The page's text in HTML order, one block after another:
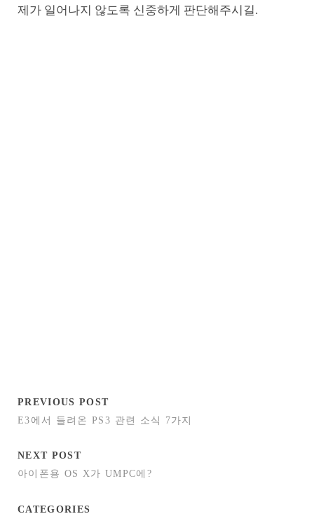
제가 일어나지 않도록 신중하게 판단해주시길.
PREVIOUS POST
E3에서 들려온 PS3 관련 소식 7가지
NEXT POST
아이폰용 OS X가 UMPC에?
CATEGORIES